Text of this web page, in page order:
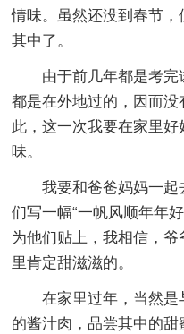
情味。虽然还没到春节
其中了。
由于前几年都是考
都是在外地过的，因而
此，这一次我要在家里
味。
我要和爸爸妈妈一
们写一幅“一帆风顺年年
为他们贴上，我相信，
里肯定甜滋滋的。
在家里过年，当然
的酱汁肉，品尝其中的